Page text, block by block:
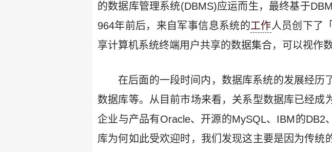
的数据库管理系统(DBMS)应运而生，最终基于
964年前后，来自军事信息系统的工作人员创下了
享计算机系统终端用户共享的数据集合，可以视作
在后面的一段时间内，数据库系统的发展经历
数据库等。从目前市场来看，关系型数据库已经成
企业与产品有Oracle、开源的MySQL、IBM的
库为何如此受欢迎时，我们发现这主要是因为传